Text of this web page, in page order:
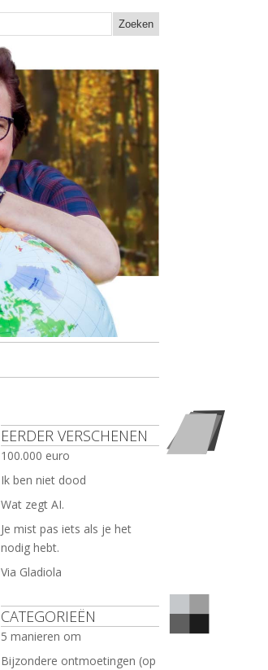
EERDER VERSCHENEN
100.000 euro
Ik ben niet dood
Wat zegt AI.
Je mist pas iets als je het
nodig hebt.
Via Gladiola
CATEGORIEËN
5 manieren om
Bijzondere ontmoetingen (op